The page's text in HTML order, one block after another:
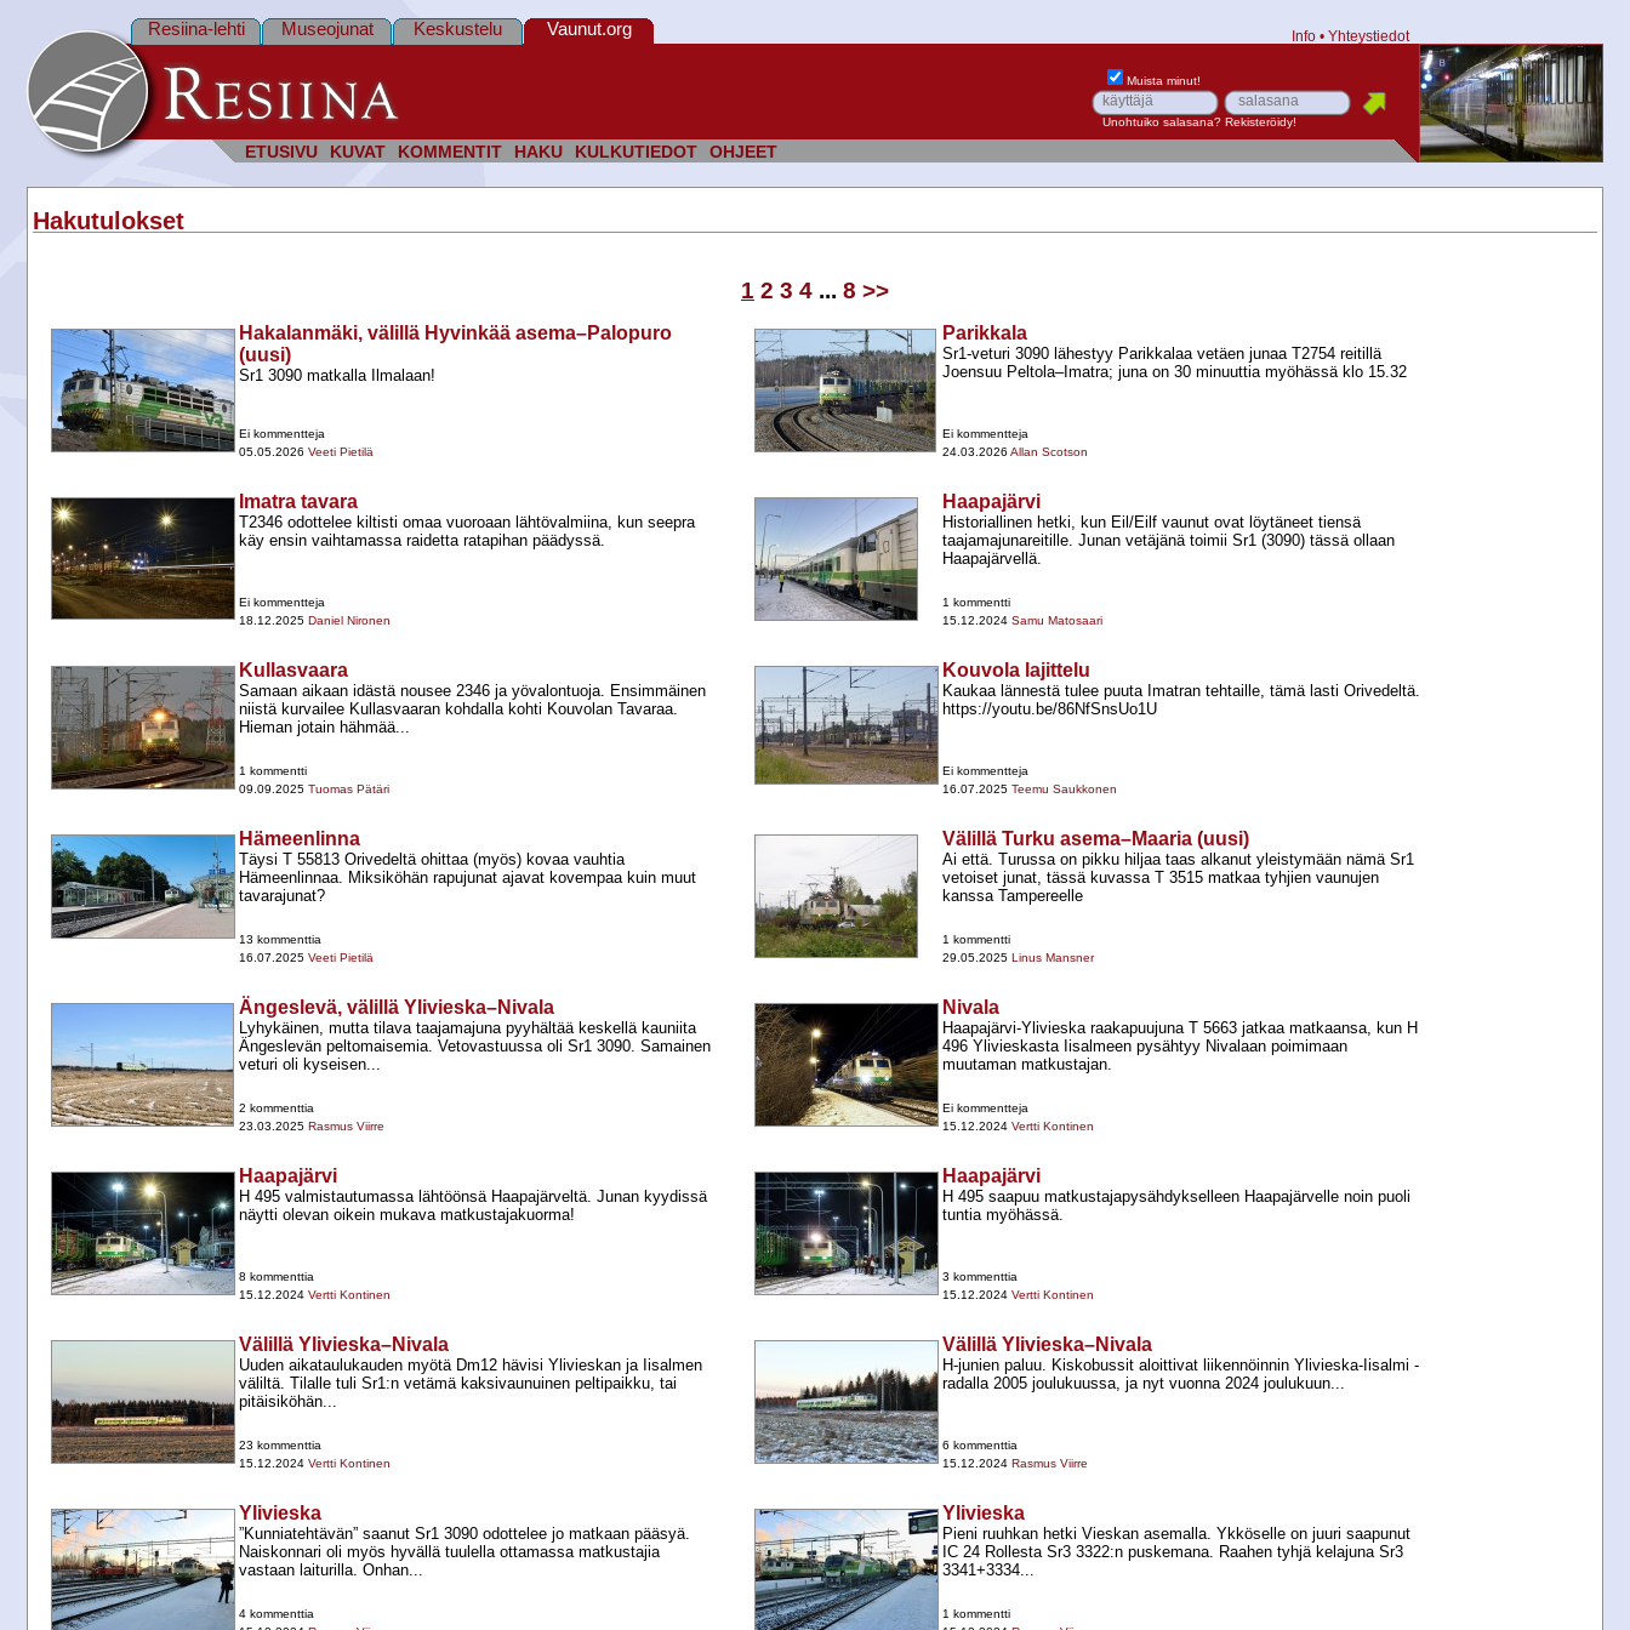
ETUSIVU KUVAT KOMMENTIT HAKU KULKUTIEDOT OHJEET
Resiina-lehti Museojunat Keskustelu Vaunut.org Info • Yhteystiedot
Muista minut!
Unohtuiko salasana? Rekisteröidy!
Hakutulokset
1 2 3 4 ... 8 >>
Hakalanmäki, välillä Hyvinkää asema–Palopuro
(uusi)
Sr1 3090 matkalla Ilmalaan!
Ei kommentteja
05.05.2026 Veeti Pietilä
Parikkala
Sr1-​veturi 3090 lähestyy Parikkalaa vetäen junaa T2754 reitillä
Joensuu Peltola–Imatra; juna on 30 minuuttia myöhässä klo 15.32
Ei kommentteja
24.03.2026 Allan Scotson
Imatra tavara
T2346 odottelee kiltisti omaa vuoroaan lähtövalmiina, kun seepra
käy ensin vaihtamassa raidetta ratapihan päädyssä.
Ei kommentteja
18.12.2025 Daniel Nironen
Haapajärvi
Historiallinen hetki, kun Eil/Eilf vaunut ovat löytäneet tiensä
taajamajunareitille. Junan vetäjänä toimii Sr1 (3090) tässä ollaan
Haapajärvellä.
1 kommentti
15.12.2024 Samu Matosaari
Kullasvaara
Samaan aikaan idästä nousee 2346 ja yövalontuoja. Ensimmäinen
niistä kurvailee Kullasvaaran kohdalla kohti Kouvolan Tavaraa.
Hieman jotain hähmää...
1 kommentti
09.09.2025 Tuomas Pätäri
Kouvola lajittelu
Kaukaa lännestä tulee puuta Imatran tehtaille, tämä lasti Orivedeltä.
https://youtu.be/86NfSnsUo1U
Ei kommentteja
16.07.2025 Teemu Saukkonen
Hämeenlinna
Täysi T 55813 Orivedeltä ohittaa (myös) kovaa vauhtia
Hämeenlinnaa. Miksiköhän rapujunat ajavat kovempaa kuin muut
tavarajunat?
13 kommenttia
16.07.2025 Veeti Pietilä
Välillä Turku asema–Maaria (uusi)
Ai että. Turussa on pikku hiljaa taas alkanut yleistymään nämä Sr1
vetoiset junat, tässä kuvassa T 3515 matkaa tyhjien vaunujen
kanssa Tampereelle
1 kommentti
29.05.2025 Linus Mansner
Ängeslevä, välillä Ylivieska–Nivala
Lyhykäinen, mutta tilava taajamajuna pyyhältää keskellä kauniita
Ängeslevän peltomaisemia. Vetovastuussa oli Sr1 3090. Samainen
veturi oli kyseisen...
2 kommenttia
23.03.2025 Rasmus Viirre
Nivala
Haapajärvi-​Ylivieska raakapuujuna T 5663 jatkaa matkaansa, kun H
496 Ylivieskasta Iisalmeen pysähtyy Nivalaan poimimaan
muutaman matkustajan.
Ei kommentteja
15.12.2024 Vertti Kontinen
Haapajärvi
H 495 valmistautumassa lähtöönsä Haapajärveltä. Junan kyydissä
näytti olevan oikein mukava matkustajakuorma!
8 kommenttia
15.12.2024 Vertti Kontinen
Haapajärvi
H 495 saapuu matkustajapysähdykselleen Haapajärvelle noin puoli
tuntia myöhässä.
3 kommenttia
15.12.2024 Vertti Kontinen
Välillä Ylivieska–Nivala
Uuden aikataulukauden myötä Dm12 hävisi Ylivieskan ja Iisalmen
väliltä. Tilalle tuli Sr1:n vetämä kaksivaunuinen peltipaikku, tai
pitäisiköhän...
23 kommenttia
15.12.2024 Vertti Kontinen
Välillä Ylivieska–Nivala
H-​junien paluu. Kiskobussit aloittivat liikennöinnin Ylivieska-​Iisalmi -​
radalla 2005 joulukuussa, ja nyt vuonna 2024 joulukuun...
6 kommenttia
15.12.2024 Rasmus Viirre
Ylivieska
”Kunniatehtävän” saanut Sr1 3090 odottelee jo matkaan pääsyä.
Naiskonnari oli myös hyvällä tuulella ottamassa matkustajia
vastaan laiturilla. Onhan...
4 kommenttia
Ylivieska
Pieni ruuhkan hetki Vieskan asemalla. Ykköselle on juuri saapunut
IC 24 Rollesta Sr3 3322:n puskemana. Raahen tyhjä kelajuna Sr3
3341+​3334...
1 kommentti